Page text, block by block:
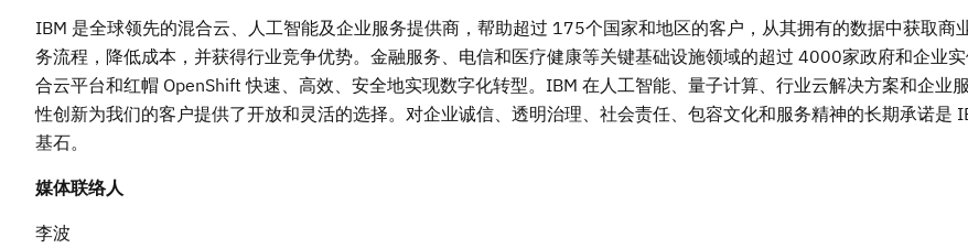
IBM 是全球领先的混合云、人工智能及企业服务提供商，帮助超过 175个国家和地区的客户，从其拥有的数据中获取商
务流程，降低成本，并获得行业竞争优势。金融服务、电信和医疗健康等关键基础设施领域的超过 4000家政府和企业
合云平台和红帽 OpenShift 快速、高效、安全地实现数字化转型。IBM 在人工智能、量子计算、行业云解决方案和企业
性创新为我们的客户提供了开放和灵活的选择。对企业诚信、透明治理、社会责任、包容文化和服务精神的长期承诺是
基石。
媒体联络人
李波